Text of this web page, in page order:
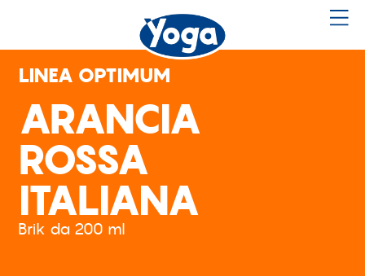
LINEA OPTIMUM
ARANCIA
ROSSA
ITALIANA
Brik da 200 ml